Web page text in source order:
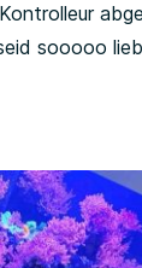
sooooo lieb